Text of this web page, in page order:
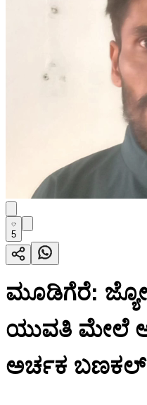
5
ಮೂಡಿಗೆರೆ:
ಯುವತಿ‌ ಮೇಲೆ
ಅರ್ಚಕ ಬಣಕಲ್